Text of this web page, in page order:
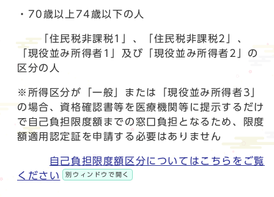
・70歳以上74歳以下の人
「住民税非課税1」、「住民税非課税2」、
「現役並み所得者1」及び「現役並み所得者2」の
区分の人
※所得区分が「一般」または「現役並み所得者3」
の場合、資格確認書等を医療機関等に提示するだけ
で自己負担限度額までの窓口負担となるため、限度
額適用認定証を申請する必要はありません
自己負担限度額区分についてはこちらをご覧
ください
別ウィンドウで開く